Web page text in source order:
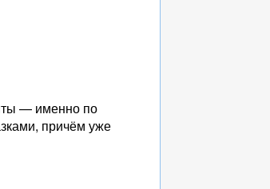
— именно по
причём уже